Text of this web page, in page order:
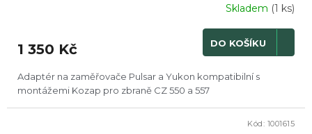
Skladem (1 ks)
1 350 Kč DO KOŠÍKU
Adaptér na zaměřovače Pulsar a Yukon kompatibilní s
montážemi Kozap pro zbraně CZ 550 a 557
Kód: 1001615